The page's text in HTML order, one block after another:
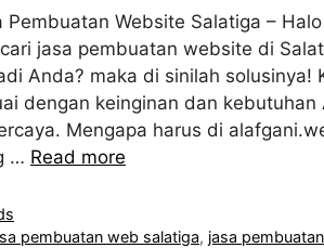
Pembuatan Website Salatiga –
jasa pembuatan website di
Anda? maka di sinilah
dengan keinginan dan
Mengapa harus di
… Read more
pembuatan web salatiga, jasa